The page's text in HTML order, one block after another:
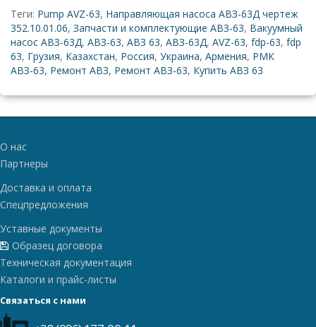
Теги: Pump AVZ-63, Направляющая насоса АВЗ-63Д чертеж
352.10.01.06, Запчасти и комплектующие АВЗ-63, Вакуумный
насос АВЗ-63Д, АВЗ-63, АВЗ 63, АВЗ-63Д, AVZ-63, fdp-63, fdp
63, Грузия, Казахстан, Россия, Украина, Армения, РМК
АВЗ-63, Ремонт АВЗ, Ремонт АВЗ-63, Купить АВЗ 63
О нас
Партнеры
Доставка и оплата
Спецпредложения
Уставные документы
Образец договора
Техническая документация
Каталоги и прайс-листы
Связаться с нами